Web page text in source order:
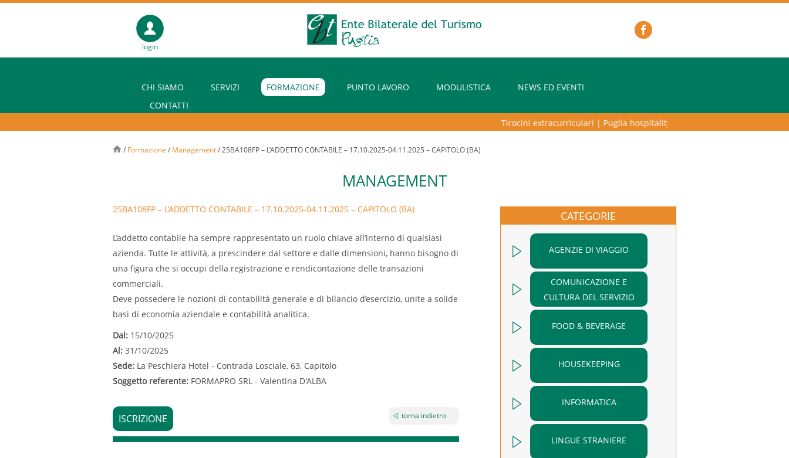
login
CHI SIAMO SERVIZI FORMAZIONE PUNTO LAVORO MODULISTICA
NEWS ED EVENTI
CONTATTI
Tirocini extracurriculari|Puglia hospitality lab – programma di alta
/ Formazione / Management/25BA108FP – L’ADDETTO CONTABILE – 17.10.2025-04.11.2025 – CAPITOLO (BA)
MANAGEMENT
25BA108FP – L’ADDETTO CONTABILE – 17.10.2025-04.11.2025 – CAPITOLO (BA)
L’addetto contabile ha sempre rappresentato un ruolo chiave all’interno di qualsiasi
azienda. Tutte le attività, a prescindere dal settore e dalle dimensioni, hanno bisogno di
una figura che si occupi della registrazione e rendicontazione delle transazioni
commerciali.
Deve possedere le nozioni di contabilità generale e di bilancio d’esercizio, unite a solide
basi di economia aziendale e contabilità analitica.
Dal: 15/10/2025
Al: 31/10/2025
Sede: La Peschiera Hotel - Contrada Losciale, 63, Capitolo
Soggetto referente: FORMAPRO SRL - Valentina D'ALBA
ISCRIZIONE torna indietro
CATEGORIE
AGENZIE DI VIAGGIO
COMUNICAZIONE E
CULTURA DEL SERVIZIO
FOOD & BEVERAGE
HOUSEKEEPING
INFORMATICA
LINGUE STRANIERE